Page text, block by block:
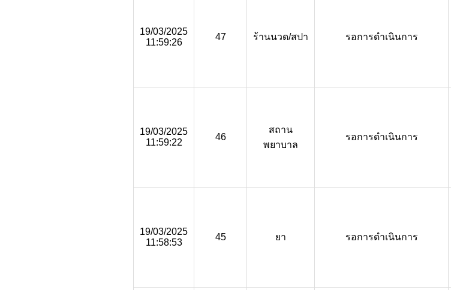
19/03/2025
11:59:26
47 ร้านนวด/สปา รอการดำเนินการ
19/03/2025
11:59:22
46
สถาน
พยาบาล
รอการดำเนินการ
19/03/2025
11:58:53
45 ยา รอการดำเนินการ